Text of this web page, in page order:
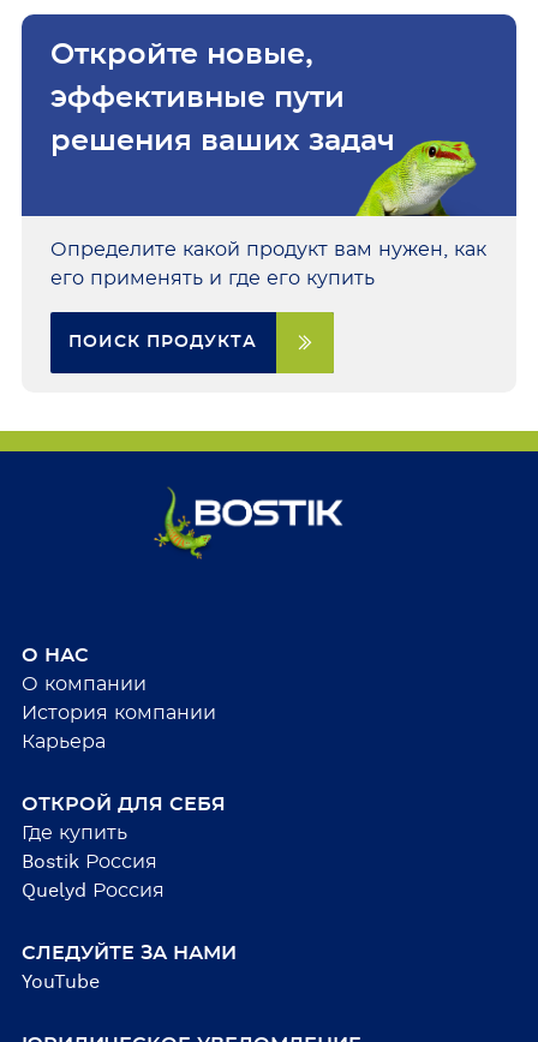
Откройте новые,
эффективные пути
решения ваших задач
Определите какой продукт вам нужен, как
его применять и где его купить
ПОИСК ПРОДУКТА
О НАС
О компании
История компании
Карьера
ОТКРОЙ ДЛЯ СЕБЯ
Где купить
Bostik Россия
Quelyd Россия
СЛЕДУЙТЕ ЗА НАМИ
YouTube